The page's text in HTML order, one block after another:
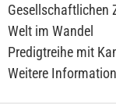
Gesellschaftlichen
Welt im Wandel
Predigtreihe mit
Weitere